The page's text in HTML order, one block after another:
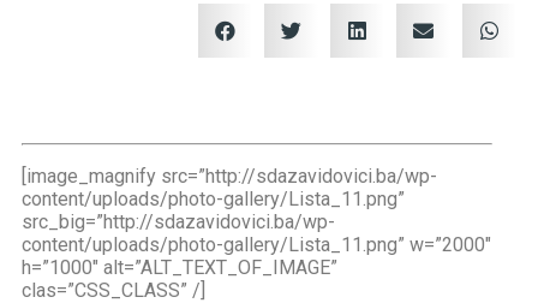
[image_magnify src=”http://sdazavidovici.ba/wp-
content/uploads/photo-gallery/Lista_11.png”
src_big=”http://sdazavidovici.ba/wp-
content/uploads/photo-gallery/Lista_11.png” w=”2000″
h=”1000″ alt=”ALT_TEXT_OF_IMAGE”
clas=”CSS_CLASS” /]